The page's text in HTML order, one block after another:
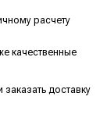
расчету
качественные
доставку